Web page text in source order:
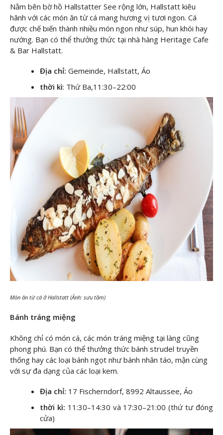
Nằm bên bờ hồ Hallstatter See rộng lớn, Hallstatt kiêu
hãnh với các món ăn từ cá mang hương vị tươi ngon. Cá
được chế biến thành nhiều món ngon như súp, hun khói hay
nướng. Bạn có thể thưởng thức tại nhà hàng Heritage Cafe
& Bar Hallstatt.
Địa chỉ: Gemeinde, Hallstatt, Áo
thời kì: Thứ Ba,11:30–22:00
Món ăn từ cá ở Hallstatt (Ảnh: sưu tầm)
Bánh tráng miệng
Không chỉ có món cá, các món tráng miệng tại làng cũng
phong phú. Bạn có thể thưởng thức bánh strudel truyền
thống hay các loại bánh ngọt như bánh nhân táo, mận cùng
với sự đa dạng của các loại kem.
Địa chỉ: 17 Fischerndorf, 8992 Altaussee, Áo
thời kì: 11:30–14:30 và 17:30–21:00 (thứ tư đóng
cửa)